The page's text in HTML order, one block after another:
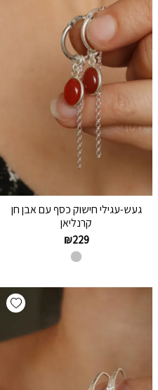
געש-עגילי חישוק כסף עם אבן חן
קרנליאן
₪229
Add